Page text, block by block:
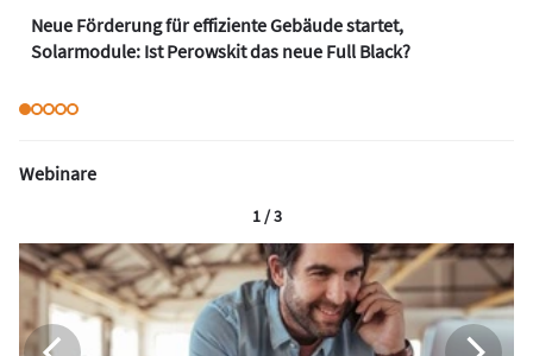
Neue Förderung für effiziente Gebäude startet,
Solarmodule: Ist Perowskit das neue Full Black?
Webinare
1 / 3